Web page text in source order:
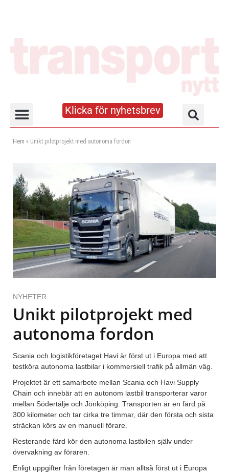
Klicka för nyhetsbrev
Hem » Unikt pilotprojekt med autonoma fordon
NYHETER
Unikt pilotprojekt med
autonoma fordon
Scania och logistikföretaget Havi är först ut i Europa med att
testköra autonoma lastbilar i kommersiell trafik på allmän väg.
Projektet är ett samarbete mellan Scania och Havi Supply
Chain och innebär att en autonom lastbil transporterar varor
mellan Södertälje och Jönköping. Transporten är en färd på
300 kilometer och tar cirka tre timmar, där den första och sista
sträckan körs av en manuell förare.
Resterande färd kör den autonoma lastbilen själv under
övervakning av föraren.
Enligt uppgifter från företagen är man alltså först ut i Europa